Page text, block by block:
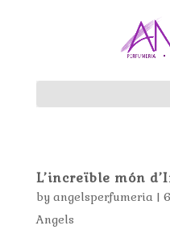
L’increïble món
by angelsperfumeria|
Angels